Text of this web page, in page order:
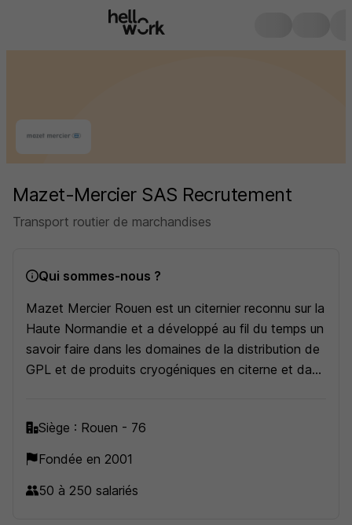
Mazet-Mercier SAS Recrutement
Transport routier de marchandises
Qui sommes-nous ?
Mazet Mercier Rouen est un citernier reconnu sur la
Haute Normandie et a développé au fil du temps un
savoir faire dans les domaines de la distribution de
GPL et de produits cryogéniques en citerne et dans
l'entreprise s'est spécialisée également dans le
transport de produits très diversifiés allant des
enrobés.
Siège : Rouen - 76
Fondée en 2001
50 à 250 salariés